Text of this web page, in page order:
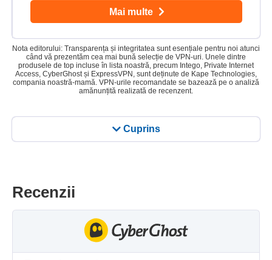
Cuprins
Mai multe
Nota editorului: Transparența și integritatea sunt esențiale pentru noi atunci
când vă prezentăm cea mai bună selecție de VPN-uri. Unele dintre
produsele de top incluse în lista noastră, precum Intego, Private Internet
Access, CyberGhost și ExpressVPN, sunt deținute de Kape Technologies,
compania noastră-mamă. VPN-urile recomandate se bazează pe o analiză
amănunțită realizată de recenzent.
Recenzii